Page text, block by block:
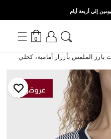
إلى أربعة أيام
0
بارز الملمس بأزرار أمامية، كحلي